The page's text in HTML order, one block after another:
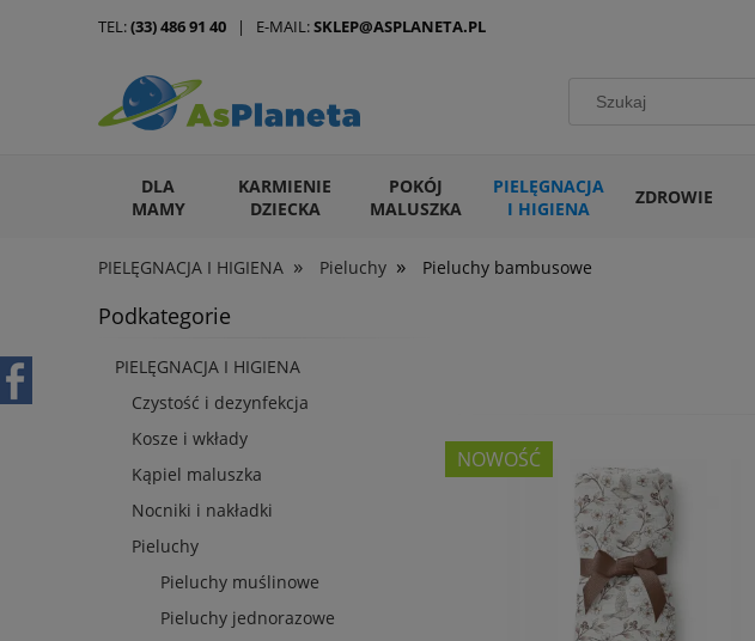
DLA
MAMY
KARMIENIE
DZIECKA
POKÓJ
MALUSZKA
PIELĘGNACJA
I HIGIENA
ZDROWIE
ARTYKUŁY DLA ZWIERZĄT
PIELĘGNACJA I HIGIENA » Pieluchy » Pieluchy bambusowe
TEL:(33) 486 91 40 | E-MAIL:SKLEP@ASPLANETA.PL
Podkategorie
PIELĘGNACJA I HIGIENA
Czystość i dezynfekcja
Kosze i wkłady
Kąpiel maluszka
Nocniki i nakładki
Pieluchy
Pieluchy muślinowe
Pieluchy jednorazowe
NOWOŚĆ